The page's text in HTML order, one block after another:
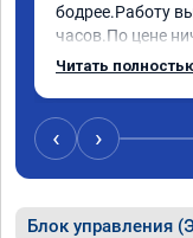
бодрее.Работу
часов.По цене
как
случае поломки
рекомендую
специалиста!
Читать
‹ ›
Блок управления